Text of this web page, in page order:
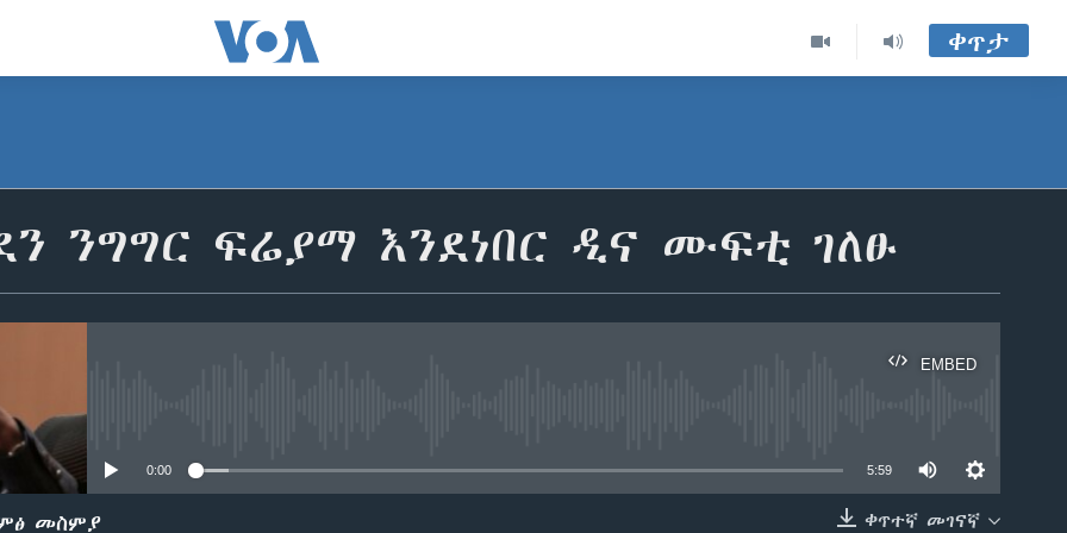
ቀጥታ
ንግግር ፍሬያማ እንደነበር ዲና ሙፍቲ ገለፁ
EMBED
0:00 5:59
ቀጥተኛ መገናኛ
መስምያ